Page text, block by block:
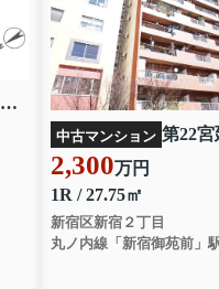
新宿区新宿７丁目 戸建
中古マンション
2,300万円
1R / 27.75㎡
新宿区新宿２丁目
丸ノ内線「新宿御苑前」